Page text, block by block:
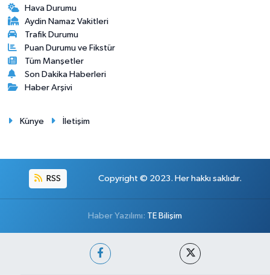
Hava Durumu
Aydin Namaz Vakitleri
Trafik Durumu
Puan Durumu ve Fikstür
Tüm Manşetler
Son Dakika Haberleri
Haber Arşivi
Künye İletişim
RSS Copyright © 2023. Her hakkı saklıdır.
Haber Yazılımı: TE Bilişim